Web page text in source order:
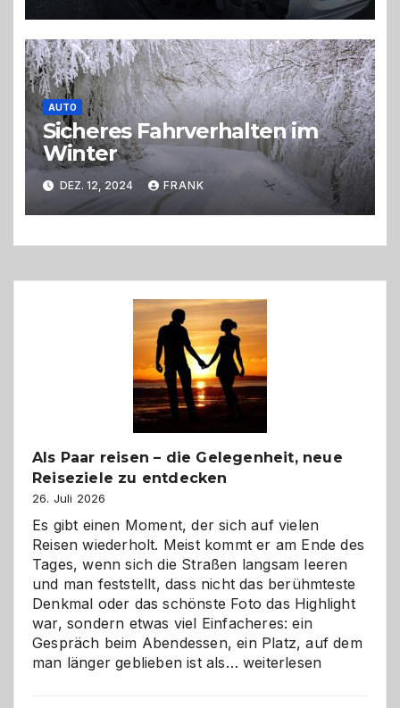
AUTO
Sicheres Fahrverhalten im
Winter
DEZ. 12, 2024 FRANK
Als Paar reisen – die Gelegenheit, neue
Reiseziele zu entdecken
26. Juli 2026
Es gibt einen Moment, der sich auf vielen
Reisen wiederholt. Meist kommt er am Ende des
Tages, wenn sich die Straßen langsam leeren
und man feststellt, dass nicht das berühmteste
Denkmal oder das schönste Foto das Highlight
war, sondern etwas viel Einfacheres: ein
Gespräch beim Abendessen, ein Platz, auf dem
man länger geblieben ist als… Als
weiterlesen